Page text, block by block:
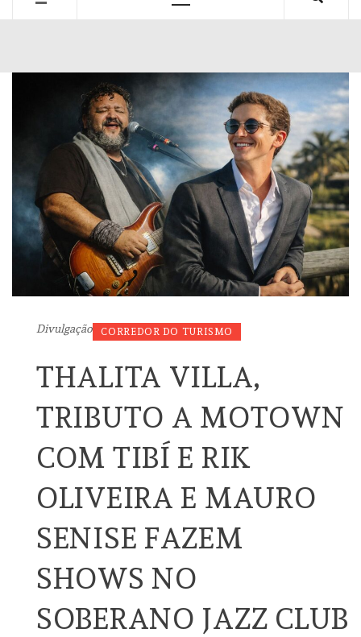
Divulgação CORREDOR DO TURISMO
THALITA VILLA,
TRIBUTO A MOTOWN
COM TIBÍ E RIK
OLIVEIRA E MAURO
SENISE FAZEM
SHOWS NO
SOBERANO JAZZ CLUB